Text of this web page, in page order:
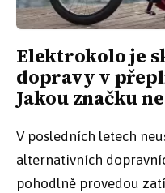
Elektrokolo je
dopravy v
Jakou značku
V posledních letech
alternativních
pohodlně provedou